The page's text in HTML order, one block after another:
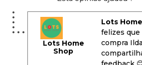
Lots Home
Shop
Lots
felizes que
compra